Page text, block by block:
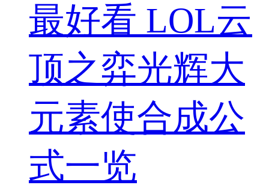
最好看 LOL云
顶之弈光辉大
元素使合成公
式一览